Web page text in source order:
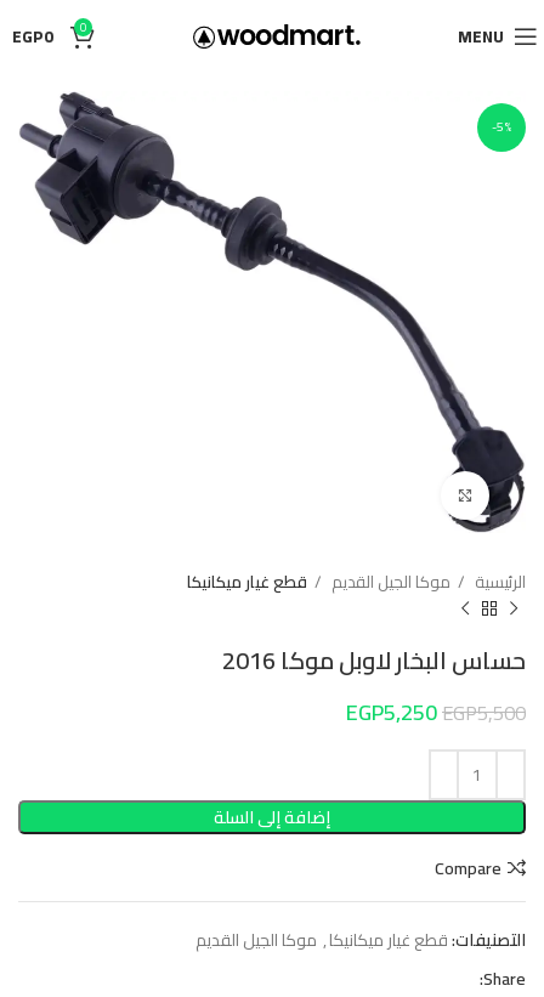
MENU
0
EGP0
-5%
الرئيسية موكا الجيل القديم قطع غيار ميكانيكا
حساس البخار لاوبل موكا 2016
EGP5,500
EGP5,250
إضافة إلى السلة
Compare
التصنيفات:قطع غيار ميكانيكا, موكا الجيل القديم
Share: